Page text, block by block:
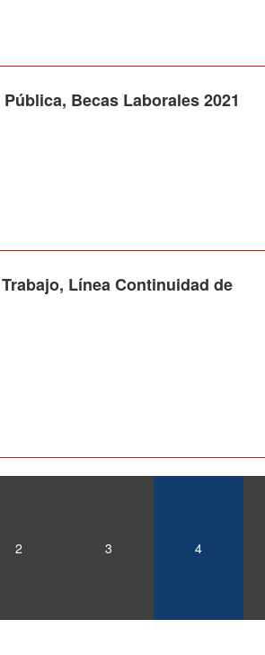
Becas Laborales 2021
Línea Continuidad de
2 3 4